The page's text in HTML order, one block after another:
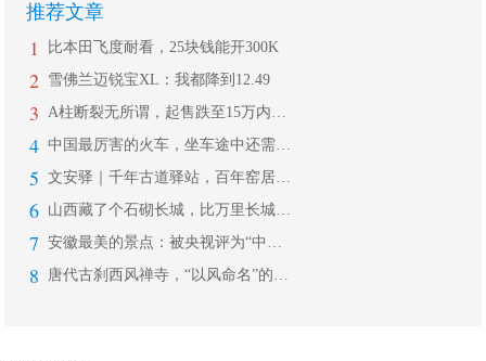
推荐文章
1 比本田飞度耐看，25块钱能开300K
2 雪佛兰迈锐宝XL：我都降到12.49
3 A柱断裂无所谓，起售跌至15万内，1
4 中国最厉害的火车，坐车途中还需要签“
5 文安驿｜千年古道驿站，百年窑居建筑
6 山西藏了个石砌长城，比万里长城还早1
7 安徽最美的景点：被央视评为“中国最美
8 唐代古刹西风禅寺，“以风命名”的寺庙